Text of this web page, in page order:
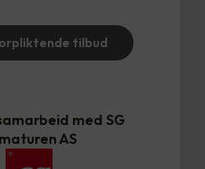
tilbud
med SG
AS